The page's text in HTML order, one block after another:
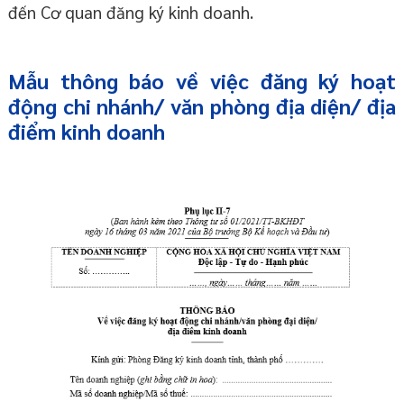
đến Cơ quan đăng ký kinh doanh.
Mẫu thông báo về việc đăng ký hoạt
động chi nhánh/ văn phòng địa diện/ địa
điểm kinh doanh